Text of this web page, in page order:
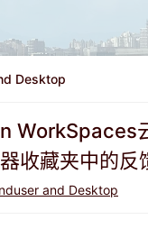
Desktop
WorkSpaces
收藏夹中的反
and Desktop